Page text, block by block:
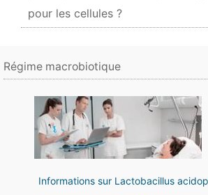
pour les cellules ?
Régime macrobiotique
Informations sur Lactobacillus